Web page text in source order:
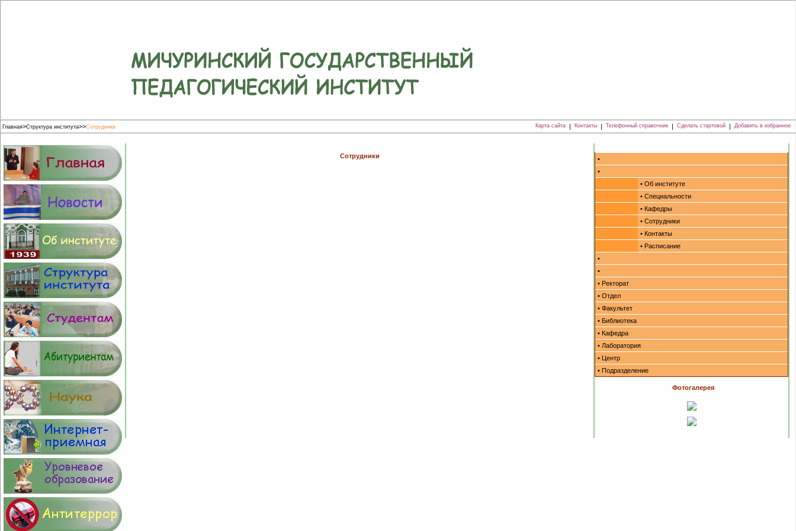
Главная>Структура института>>Сотрудники Карта сайта | Контакты | Телефонный справочник | Сделать стартовой | Добавить в избранное
Сотрудники
•
•
• Об институте
• Специальности
• Кафедры
• Сотрудники
• Контакты
• Расписание
•
•
• Ректорат
• Отдел
• Факультет
• Библиотека
• Кафедра
• Лаборатория
• Центр
• Подразделение
Фотогалерея